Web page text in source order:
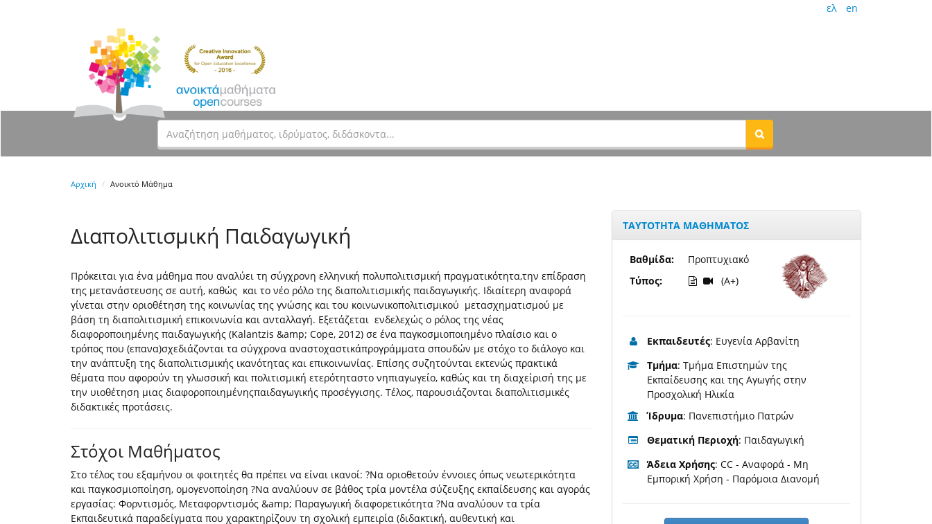
ελ en
Αρχική Ανοικτό Μάθημα
Διαπολιτισμική Παιδαγωγική
Πρόκειται για ένα μάθημα που αναλύει τη σύγχρονη ελληνική πολυπολιτισμική πραγματικότητα,την επίδραση
της μετανάστευσης σε αυτή, καθώς και το νέο ρόλο της διαπολιτισμικής παιδαγωγικής. Ιδιαίτερη αναφορά
γίνεται στην οριοθέτηση της κοινωνίας της γνώσης και του κοινωνικοπολιτισμικού μετασχηματισμού με
βάση τη διαπολιτισμική επικοινωνία και ανταλλαγή. Εξετάζεται ενδελεχώς ο ρόλος της νέας
διαφοροποιημένης παιδαγωγικής (Kalantzis &amp; Cope, 2012) σε ένα παγκοσμιοποιημένο πλαίσιο και ο
τρόπος που (επανα)σχεδιάζονται τα σύγχρονα αναστοχαστικάπρογράμματα σπουδών με στόχο το διάλογο και
την ανάπτυξη της διαπολιτισμικής ικανότητας και επικοινωνίας. Επίσης συζητούνται εκτενώς πρακτικά
θέματα που αφορούν τη γλωσσική και πολιτισμική ετερότηταστο νηπιαγωγείο, καθώς και τη διαχείρισή της με
την υιοθέτηση μιας διαφοροποιημένηςπαιδαγωγικής προσέγγισης. Τέλος, παρουσιάζονται διαπολιτισμικές
διδακτικές προτάσεις.
Στόχοι Μαθήματος
Στο τέλος του εξαμήνου οι φοιτητές θα πρέπει να είναι ικανοί: ?Να οριοθετούν έννοιες όπως νεωτερικότητα
και παγκοσμιοποίηση, ομογενοποίηση ?Να αναλύουν σε βάθος τρία μοντέλα σύζευξης εκπαίδευσης και αγοράς
εργασίας: Φορντισμός, Μεταφορντισμός &amp; Παραγωγική διαφορετικότητα ?Να αναλύουν τα τρία
Εκπαιδευτικά παραδείγματα που χαρακτηρίζουν τη σχολική εμπειρία (διδακτική, αυθεντική και
ΤΑΥΤΟΤΗΤΑ ΜΑΘΗΜΑΤΟΣ
Βαθμίδα:
Τύπος:
Προπτυχιακό
(A+)
Εκπαιδευτές: Ευγενία Αρβανίτη
Τμήμα: Τμήμα Επιστημών της
Εκπαίδευσης και της Αγωγής στην
Προσχολική Ηλικία
Ίδρυμα: Πανεπιστήμιο Πατρών
Θεματική Περιοχή: Παιδαγωγική
Άδεια Χρήσης: CC - Αναφορά - Μη
Εμπορική Χρήση - Παρόμοια Διανομή